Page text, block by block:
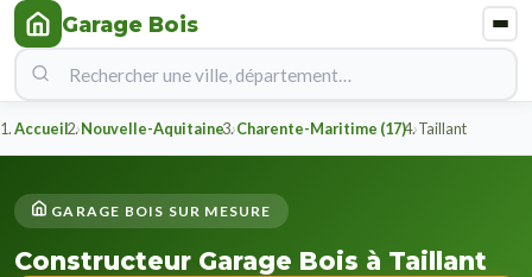
Garage Bois
Accueil Nouvelle-Aquitaine Charente-Maritime (17) Taillant
GARAGE BOIS SUR MESURE
Constructeur Garage Bois à Taillant